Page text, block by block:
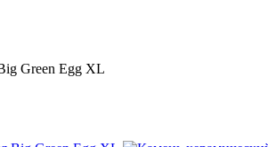
Green Egg XL